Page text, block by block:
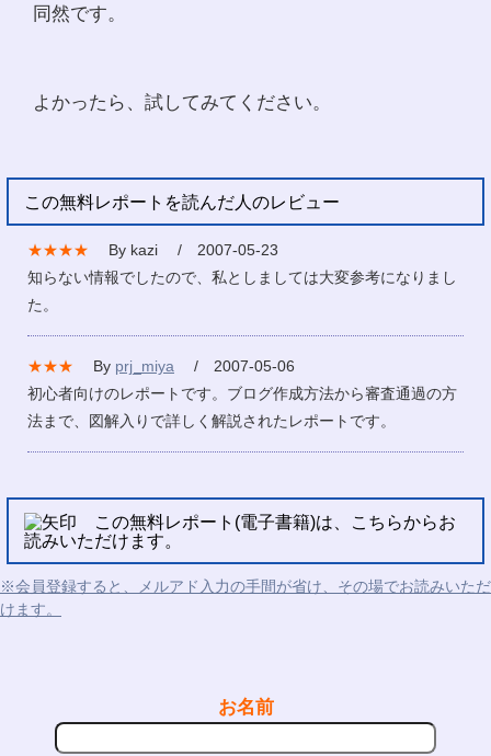
同然です。
よかったら、試してみてください。
この無料レポートを読んだ人のレビュー
★★★★
By kazi / 2007-05-23
知らない情報でしたので、私としましては大変参考になりまし
た。
★★★ By prj_miya
/ 2007-05-06
初心者向けのレポートです。ブログ作成方法から審査通過の方
法まで、図解入りで詳しく解説されたレポートです。
この無料レポート(電子書籍)は、こちらからお
読みいただけます。
※会員登録すると、メルアド入力の手間が省け、その場でお読みいただ
けます。
お名前